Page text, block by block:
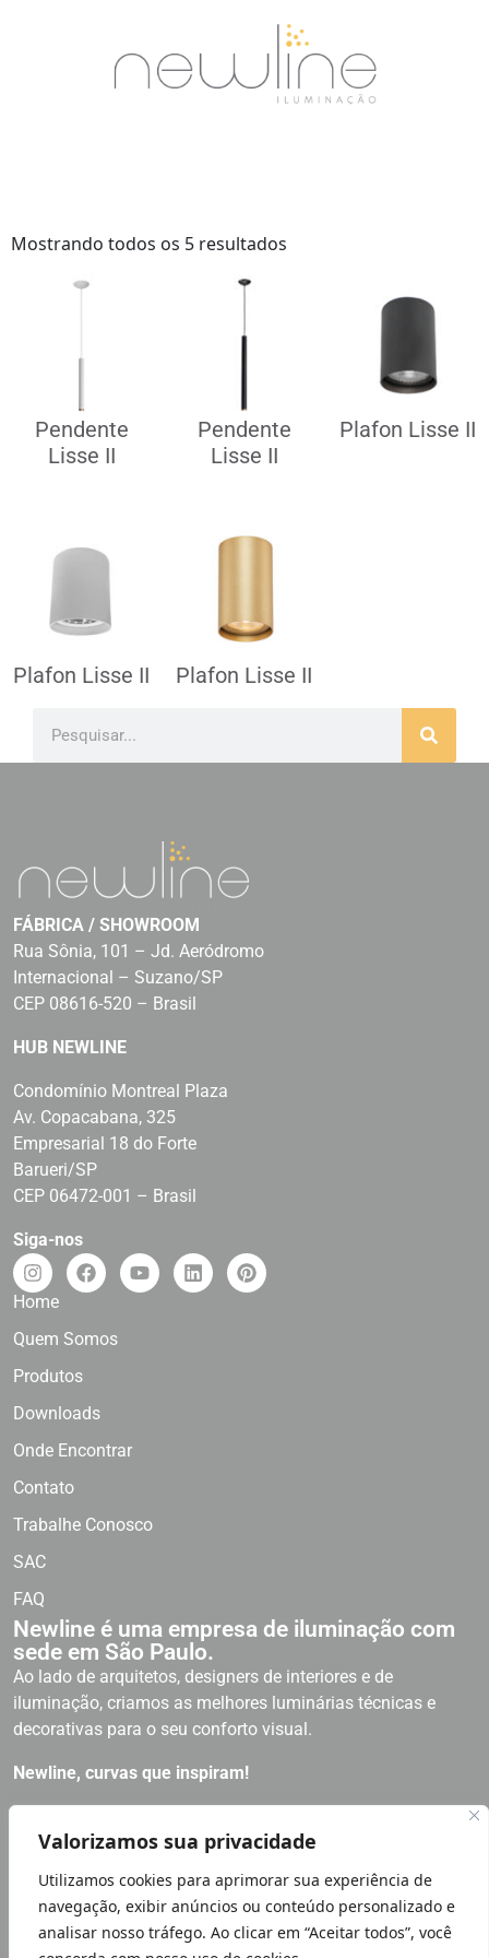
Valorizamos sua privacidade
Utilizamos cookies para aprimorar sua experiência de
navegação, exibir anúncios ou conteúdo personalizado e
analisar nosso tráfego. Ao clicar em “Aceitar todos”, você
Mostrando todos os 5 resultados
Pendente
Lisse II
Pendente
Lisse II
Plafon Lisse II
Plafon Lisse II Plafon Lisse II
FÁBRICA / SHOWROOM
Rua Sônia, 101 – Jd. Aeródromo
Internacional – Suzano/SP
CEP 08616-520 – Brasil
HUB NEWLINE
Condomínio Montreal Plaza
Av. Copacabana, 325
Empresarial 18 do Forte
Barueri/SP
CEP 06472-001 – Brasil
Siga-nos
Home
Quem Somos
Produtos
Downloads
Onde Encontrar
Contato
Trabalhe Conosco
SAC
FAQ
Newline é uma empresa de iluminação com
sede em São Paulo.
Ao lado de arquitetos, designers de interiores e de
iluminação, criamos as melhores luminárias técnicas e
decorativas para o seu conforto visual.
Newline, curvas que inspiram!
LGPD LEI GERAL PROTEÇÃO DE DADOS | NÓS NOS IMPORTAMOS
COM SUA PRIVACIDADE